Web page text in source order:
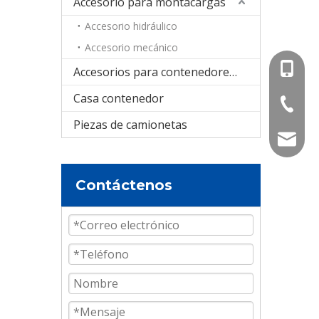
Accesorio hidráulico
Accesorio mecánico
Accesorios para contenedores cisterna
Casa contenedor
Piezas de camionetas
Contáctenos
+86-
+86-